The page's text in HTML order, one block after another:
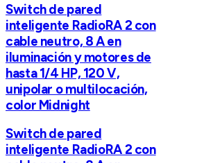
Switch de pared
inteligente RadioRA 2 con
cable neutro, 8 A en
iluminación y motores de
hasta 1/4 HP, 120 V,
unipolar o multilocación,
color Midnight
Switch de pared
inteligente RadioRA 2 con